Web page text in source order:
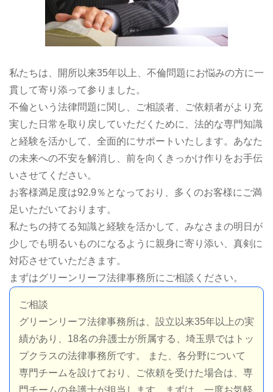
私たちは、開所以来35年以上、不倫問題にお悩みの方に一
貫して寄り添って参りました。
不倫という法律問題に関し、ご相談者、ご依頼者がより充
実した日常を取り戻していただくために、法的な専門知識
と経験を活かして、全面的にサポートいたします。あなた
の未来への不安を解消し、前を向くきっかけ作りをお手伝
いさせてください。
お客様満足度は92.9％となっており、多くのお客様にご満
足いただいております。
私たちの持てる知識と経験を活かして、みなさまの明日が
少しでも明るいものになるように親身に寄り添い、真剣に
対応させていただきます。
まずはグリーンリーフ法律事務所にご相談ください。
ご相談
グリーンリーフ法律事務所は、設立以来35年以上の実
績があり、18名の弁護士が所属する、埼玉県ではトッ
プクラスの法律事務所です。 また、各分野について
専門チームを設けており、ご依頼を受けた場合は、専
門チームの弁護士が担当します。まずは、一度お気軽